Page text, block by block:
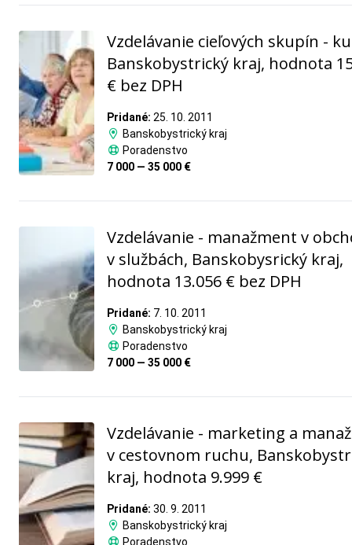
Vzdelávanie cieľových skupín -
Banskobystrický kraj, hodnota
€ bez DPH
Pridané: 25. 10. 2011
Banskobystrický kraj
Poradenstvo
7 000 — 35 000 €
Vzdelávanie - manažment v
v službách, Banskobysrický kraj,
hodnota 13.056 € bez DPH
Pridané: 7. 10. 2011
Banskobystrický kraj
Poradenstvo
7 000 — 35 000 €
Vzdelávanie - marketing a
v cestovnom ruchu,
kraj, hodnota 9.999 €
Pridané: 30. 9. 2011
Banskobystrický kraj
Poradenstvo